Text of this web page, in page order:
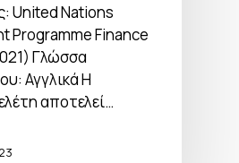
United Nations
Programme Finance
Γλώσσα
Αγγλικά Η
αποτελεί…